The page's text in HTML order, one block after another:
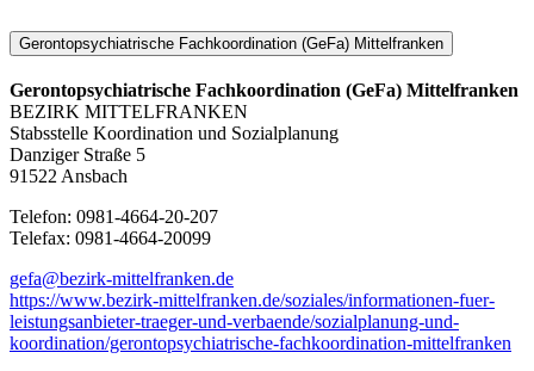
Gerontopsychiatrische Fachkoordination (GeFa) Mittelfranken
Gerontopsychiatrische Fachkoordination (GeFa) Mittelfranken
BEZIRK MITTELFRANKEN
Stabsstelle Koordination und Sozialplanung
Danziger Straße 5
91522 Ansbach
Telefon: 0981-4664-20-207
Telefax: 0981-4664-20099
gefa@bezirk-mittelfranken.de
https://www.bezirk-mittelfranken.de/soziales/informationen-fuer-
leistungsanbieter-traeger-und-verbaende/sozialplanung-und-
koordination/gerontopsychiatrische-fachkoordination-mittelfranken